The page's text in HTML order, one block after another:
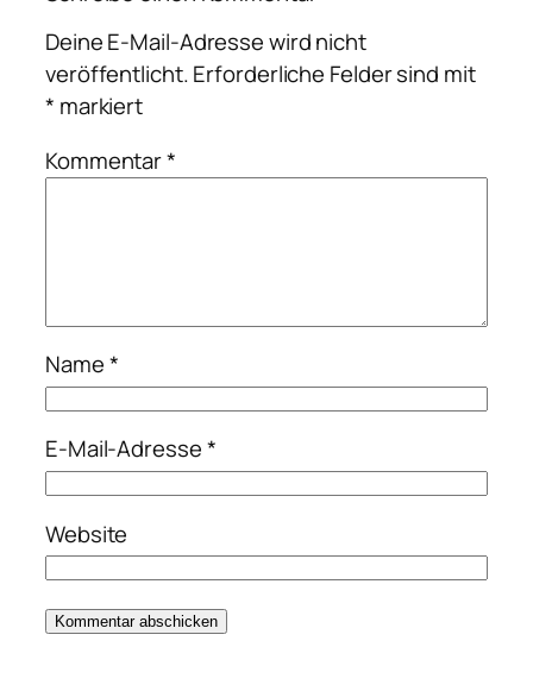
Deine E-Mail-Adresse wird nicht
veröffentlicht.Erforderliche Felder sind mit
* markiert
Kommentar*
Name*
E-Mail-Adresse*
Website